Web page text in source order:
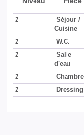
2
Séjour /
Cuisine
2 W.C.
2
Salle
d'eau
2 Chambre
2
Dressing